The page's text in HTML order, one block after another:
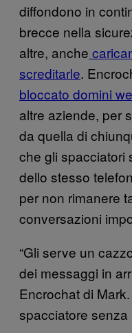
diffondono in
brecce nella
altre, anche
screditarle.
bloccato domini
altre aziende, per
da quella di
che gli spacciatori
dello stesso
per non rimanere
conversazioni
“Gli serve un
dei messaggi in
Encrochat di
spacciatore senza